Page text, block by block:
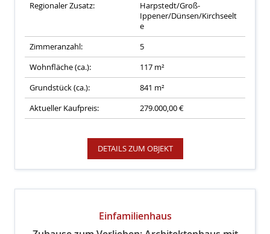
Regionaler Zusatz:
Harpstedt/Groß-
Ippener/Dünsen/Kirchseelt
e
Zimmeranzahl:
5
Wohnfläche (ca.):
117 m²
Grundstück (ca.):
841 m²
Aktueller Kaufpreis:
279.000,00 €
DETAILS ZUM OBJEKT
Einfamilienhaus